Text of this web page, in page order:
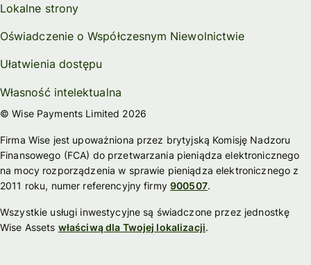
Lokalne strony
Oświadczenie o Współczesnym Niewolnictwie
Ułatwienia dostępu
Własność intelektualna
© Wise Payments Limited 2026
Firma Wise jest upoważniona przez brytyjską Komisję Nadzoru
Finansowego (FCA) do przetwarzania pieniądza elektronicznego
na mocy rozporządzenia w sprawie pieniądza elektronicznego z
2011 roku, numer referencyjny firmy900507.
Wszystkie usługi inwestycyjne są świadczone przez jednostkę
Wise Assets właściwą dla Twojej lokalizacji.